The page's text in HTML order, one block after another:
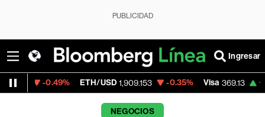
PUBLICIDAD
Ingresar
ETH/USD 1,909.153 -0.35% Visa 369.13 +0.16%
NEGOCIOS